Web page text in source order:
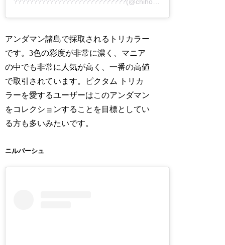
????????????????????????????(@chihomilk)がシェアした投稿
アンダマン諸島で採取されるトリカラー
です。3色の彩度が非常に濃く、マニア
の中でも非常に人気が高く、一番の高値
で取引されています。ピクタム トリカ
ラーを愛するユーザーはこのアンダマン
をコレクションすることを目標としてい
る方も多いみたいです。
ニルバーシュ